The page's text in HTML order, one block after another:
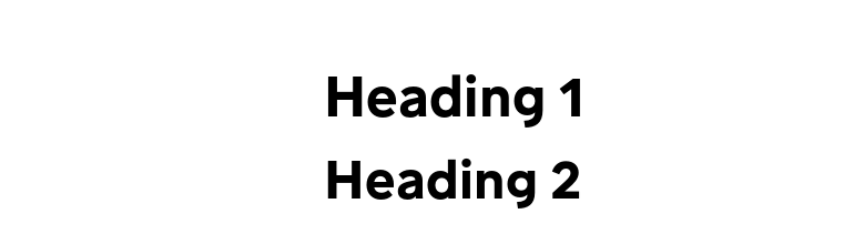
Heading 1
Heading 2